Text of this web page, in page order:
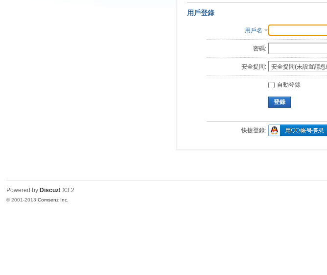
用戶登錄
用戶名
密碼:
安全提問:
自動登錄
登錄
快捷登錄:
Powered by Discuz! X3.2
© 2001-2013Comsenz Inc.